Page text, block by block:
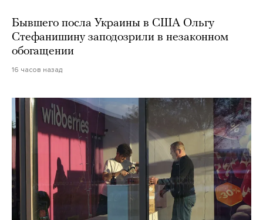
Бывшего посла Украины в США Ольгу
Стефанишину заподозрили в незаконном
обогащении
16 часов назад